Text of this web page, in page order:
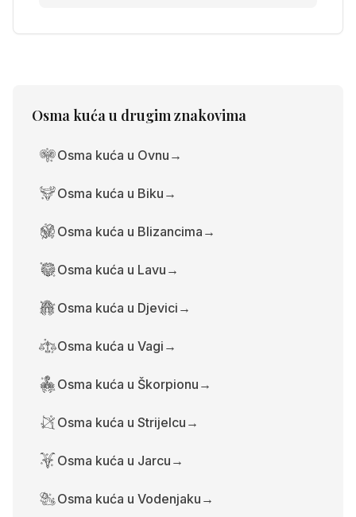
Osma kućau drugim znakovima
Osma kuća u Ovnu →
Osma kuća u Biku →
Osma kuća u Blizancima →
Osma kuća u Lavu →
Osma kuća u Djevici →
Osma kuća u Vagi →
Osma kuća u Škorpionu →
Osma kuća u Strijelcu →
Osma kuća u Jarcu →
Osma kuća u Vodenjaku →